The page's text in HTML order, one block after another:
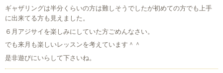
ギャザリングは半分くらいの方は難しそうでしたが初めての方でも上手
に出来てる方も見えました。
６月アジサイを楽しみにしていた方ごめんなさい。
でも来月も楽しいレッスンを考えています＾＾
是非遊びにいらして下さいね。